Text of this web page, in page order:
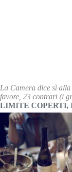
La Camera dice sì
favore, 23 contrari (i
LIMITE COPERTI,